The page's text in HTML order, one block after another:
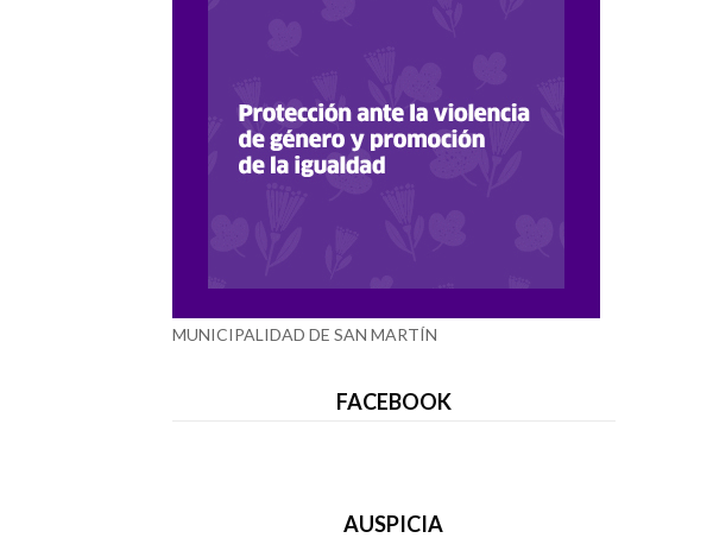
MUNICIPALIDAD DE SAN MARTÍN
FACEBOOK
AUSPICIA